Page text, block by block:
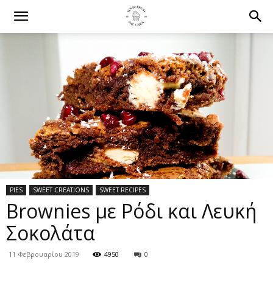
PIES SWEET CREATIONS SWEET RECIPES
Brownies με Ρόδι και Λευκή
Σοκολάτα
11 Φεβρουαρίου 2019 4950 0